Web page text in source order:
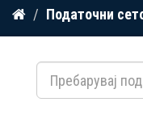
Прескокнете
содржина
Податочни